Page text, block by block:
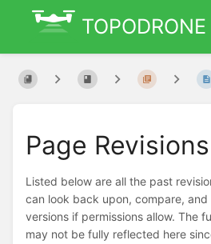
TOPODRONE
Page Revisions
Listed below are all the past
can look back upon, compare,
versions if permissions allow. The
may not be fully reflected here